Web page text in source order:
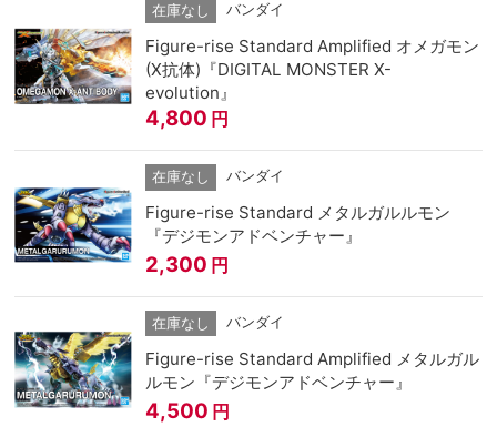
在庫なし バンダイ
Figure-rise Standard Amplified オメガモン
(X抗体)『DIGITAL MONSTER X-
evolution』
4,800 円
在庫なし バンダイ
Figure-rise Standard メタルガルルモン
『デジモンアドベンチャー』
2,300 円
在庫なし バンダイ
Figure-rise Standard Amplified メタルガル
ルモン『デジモンアドベンチャー』
4,500 円